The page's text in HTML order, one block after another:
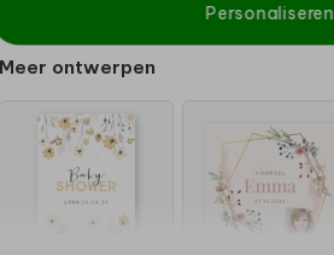
Personaliseren
Meer ontwerpen